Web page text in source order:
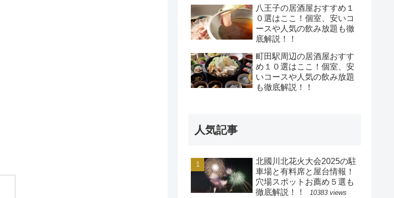
八王子の居酒屋おすすめ１
０選はここ！個室、安いコ
ースや人気の飲み放題も徹
底解説！！
町田駅周辺の居酒屋おすす
め１０選はここ！個室、安
いコースや人気の飲み放題
も徹底解説！！
人気記事
北國川北花火大会2025の駐
車場と有料席と屋台情報！
穴場スポットお薦め５選も
徹底解説！！
10383 views